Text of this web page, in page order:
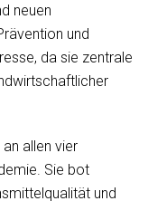
neuen
und
da sie zentrale
allen vier
Sie bot
und